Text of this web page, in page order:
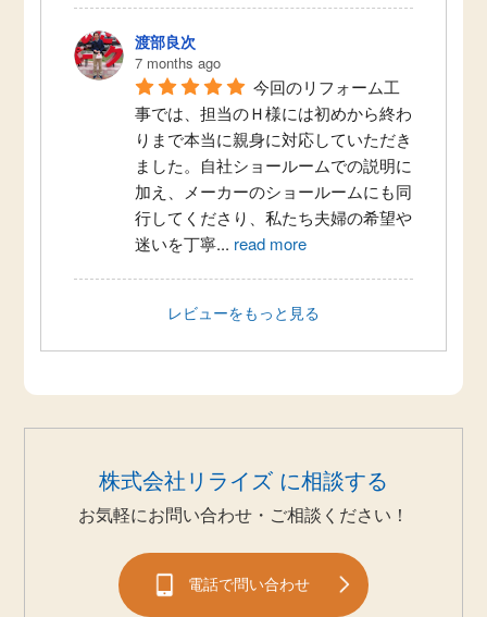
渡部良次
7 months ago
今回のリフォーム工
事では、担当のＨ様には初めから終わ
りまで本当に親身に対応していただき
ました。自社ショールームでの説明に
加え、メーカーのショールームにも同
行してくださり、私たち夫婦の希望や
迷いを丁寧... read more
レビューをもっと見る
株式会社リライズ に相談する
お気軽にお問い合わせ・ご相談ください！
電話で問い合わせ